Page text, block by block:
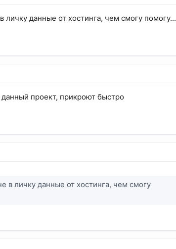
данные от хостинга, чем смогу помогу...
проект, прикроют быстро
в личку данные от хостинга, чем смогу